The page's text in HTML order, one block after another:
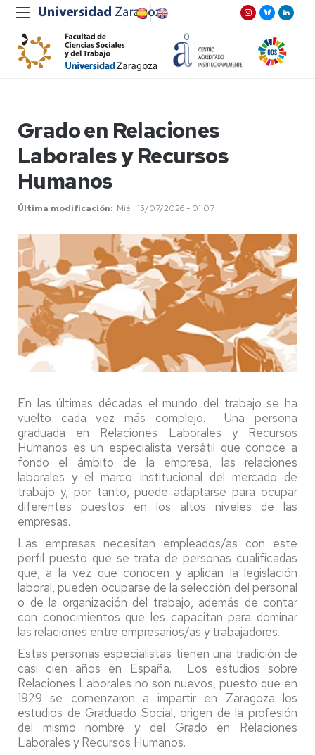
Grado en Relaciones
Laborales y Recursos
Humanos
Última modificación Mié , 15/07/2026 - 01:07
En las últimas décadas el mundo del trabajo se ha
vuelto cada vez más complejo. Una persona
graduada en Relaciones Laborales y Recursos
Humanos es un especialista versátil que conoce a
fondo el ámbito de la empresa, las relaciones
laborales y el marco institucional del mercado de
trabajo y, por tanto, puede adaptarse para ocupar
diferentes puestos en los altos niveles de las
empresas.
Las empresas necesitan empleados/as con este
perfil puesto que se trata de personas cualificadas
que, a la vez que conocen y aplican la legislación
laboral, pueden ocuparse de la selección del personal
o de la organización del trabajo, además de contar
con conocimientos que les capacitan para dominar
las relaciones entre empresarios/as y trabajadores.
Estas personas especialistas tienen una tradición de
casi cien años en España. Los estudios sobre
Relaciones Laborales no son nuevos, puesto que en
1929 se comenzaron a impartir en Zaragoza los
estudios de Graduado Social, origen de la profesión
del mismo nombre y del Grado en Relaciones
Laborales y Recursos Humanos.